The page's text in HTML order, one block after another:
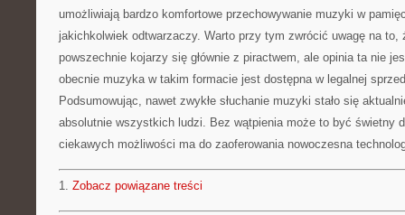
umożliwiają bardzo komfortowe przechowywanie muzyki w
jakichkolwiek odtwarzaczy. Warto przy tym zwrócić uwagę na to,
powszechnie kojarzy się głównie z piractwem, ale opinia ta nie
obecnie muzyka w takim formacie jest dostępna w legalnej
Podsumowując, nawet zwykłe słuchanie muzyki stało się
absolutnie wszystkich ludzi. Bez wątpienia może to być świetny
ciekawych możliwości ma do zaoferowania nowoczesna
1. Zobacz powiązane treści